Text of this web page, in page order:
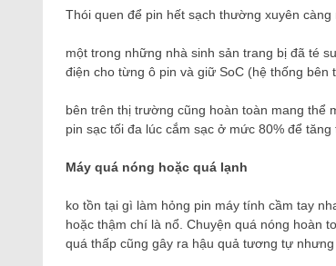
Thói quen để pin hết sạch thường xuyên
một trong những nhà sinh sản trang bị đã té
điện cho từng ô pin và giữ SoC (hệ thống bên
bên trên thị trường cũng hoàn toàn mang thể
pin sạc tối đa lúc cắm sạc ở mức 80% để
Máy quá nóng hoặc quá lạnh
ko tồn tại gì làm hỏng pin máy tính cầm tay
hoặc thậm chí là nổ. Chuyện quá nóng hoàn
quá thấp cũng gây ra hậu quả tương tự